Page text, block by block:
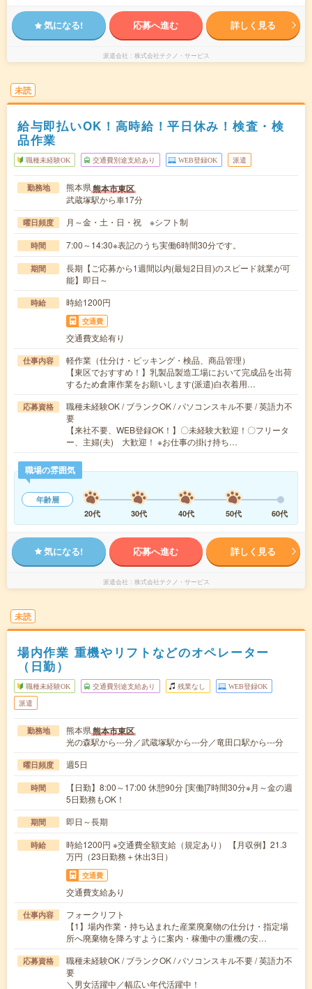
気になる! 応募へ進む 詳しく見る
派遣会社 株式会社テクノ・サービス
未読
給与即払いOK！高時給！平日休み！検査・検
品作業
職種未経験OK 交通費別途支給あり WEB登録OK 派遣
勤務地 熊本県熊本市東区
武蔵塚駅から車17分
曜日頻度 月～金・土・日・祝 ※シフト制
時間 7:00～14:30※表記のうち実働6時間30分です。
期間
長期【ご応募から1週間以内(最短2日目)のスピード就業が可
能】即日～
時給 時給1200円
交通費
交通費支給有り
仕事内容
軽作業（仕分け・ピッキング・検品、商品管理）
【東区でおすすめ！】乳製品製造工場において完成品を出荷
するため倉庫作業をお願いします(派遣)白衣着用…
応募資格
職種未経験OK / ブランクOK / パソコンスキル不要 / 英語力不
要
【来社不要、WEB登録OK！】〇未経験大歓迎！〇フリータ
ー、主婦(夫) 大歓迎！ ※お仕事の掛け持ち…
職場の雰囲気
年齢層
20代
30代 40代 50代 60代
気になる! 応募へ進む 詳しく見る
派遣会社 株式会社テクノ・サービス
未読
場内作業 重機やリフトなどのオペレーター
（日勤）
職種未経験OK 交通費別途支給あり 残業なし WEB登録OK
派遣
勤務地 熊本県熊本市東区
光の森駅から---分／武蔵塚駅から---分／竜田口駅から---分
曜日頻度 週5日
時間
【日勤】8:00～17:00 休憩90分 [実働]7時間30分※月～金の週
5日勤務もOK！
期間 即日～長期
時給
時給1200円 ※交通費全額支給（規定あり） 【月収例】21.3
万円（23日勤務＋休出3日）
交通費
交通費支給あり
仕事内容
フォークリフト
【1】場内作業・持ち込まれた産業廃棄物の仕分け・指定場
所へ廃棄物を降ろすように案内・稼働中の重機の安…
応募資格
職種未経験OK / ブランクOK / パソコンスキル不要 / 英語力不
要
＼男女活躍中／幅広い年代活躍中！